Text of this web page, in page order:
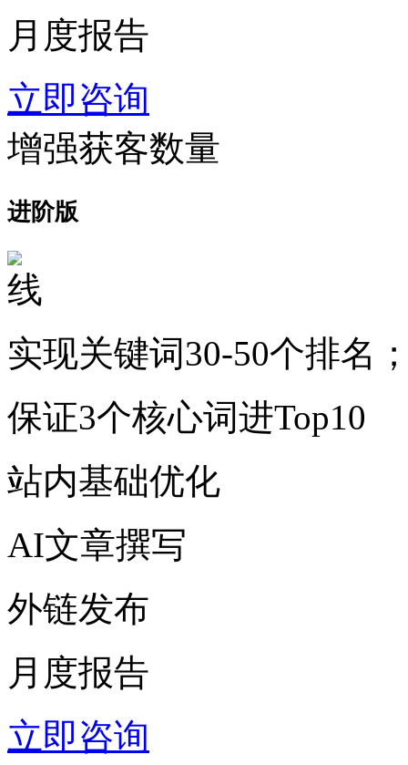
月度报告
立即咨询
增强获客数量
进阶版
实现关键词30-50个排名
保证3个核心词进Top10
站内基础优化
AI文章撰写
外链发布
月度报告
立即咨询